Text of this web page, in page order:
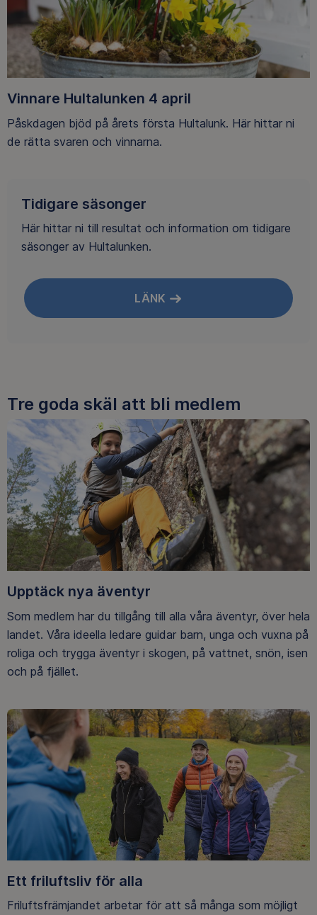
Vinnare Hultalunken 4 april
Påskdagen bjöd på årets första Hultalunk. Här hittar ni
de rätta svaren och vinnarna.
Tidigare säsonger
Här hittar ni till resultat och information om tidigare
säsonger av Hultalunken.
LÄNK
Tre goda skäl att bli medlem
Upptäck nya äventyr
Som medlem har du tillgång till alla våra äventyr, över hela
landet. Våra ideella ledare guidar barn, unga och vuxna på
roliga och trygga äventyr i skogen, på vattnet, snön, isen
och på fjället.
Ett friluftsliv för alla
Friluftsfrämjandet arbetar för att så många som möjligt